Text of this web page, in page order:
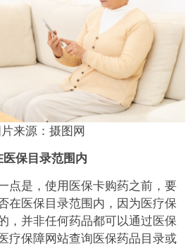
片来源：摄图网
保目录范围内
是，使用医保卡购药之前，要
在医保目录范围内，因为医疗保
，并非任何药品都可以通过医保
疗保障网站查询医保药品目录或